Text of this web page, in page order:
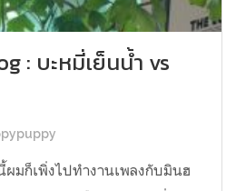
: บะหมี่เย็นน้ำ vs
มก็เพิ่งไปทำงานเพลงกับมินฮ